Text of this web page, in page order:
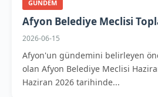
GUNDEM
Afyon Belediye Meclisi
2026-06-15
Afyon'un gündemini belirleyen
olan Afyon Belediye Meclisi
Haziran 2026 tarihinde...